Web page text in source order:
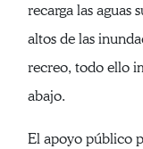
recarga las aguas
altos de las
recreo, todo ello
abajo.
El apoyo público